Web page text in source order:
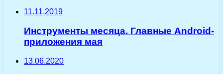
11.11.2019
Инструменты месяца. Главные Android-
приложения мая
13.06.2020